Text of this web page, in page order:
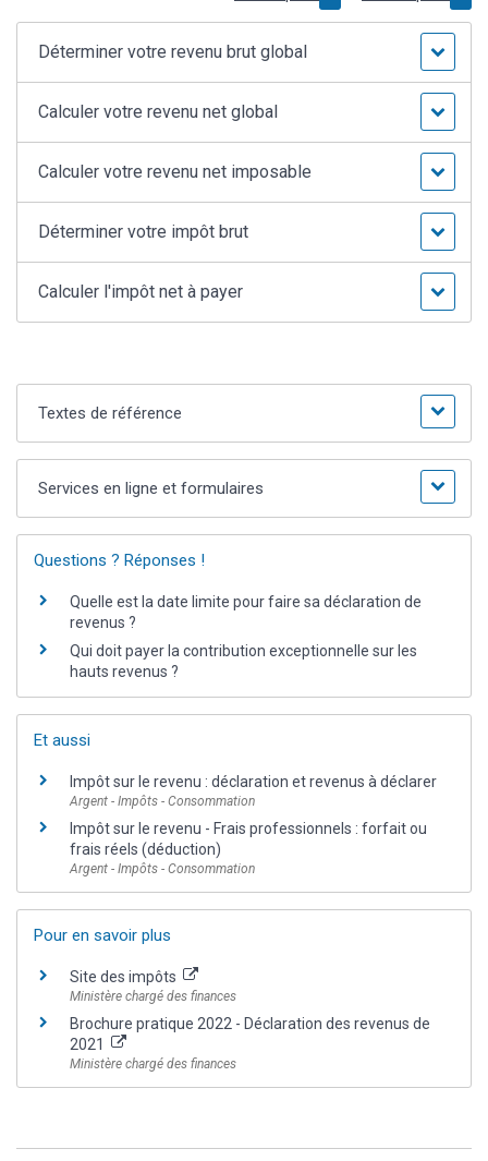
Déterminer votre revenu brut global
Calculer votre revenu net global
Calculer votre revenu net imposable
Déterminer votre impôt brut
Calculer l'impôt net à payer
Textes de référence
Services en ligne et formulaires
Questions ? Réponses !
Quelle est la date limite pour faire sa déclaration de
revenus ?
Qui doit payer la contribution exceptionnelle sur les
hauts revenus ?
Et aussi
Impôt sur le revenu : déclaration et revenus à déclarer
Argent - Impôts - Consommation
Impôt sur le revenu - Frais professionnels : forfait ou
frais réels (déduction)
Argent - Impôts - Consommation
Pour en savoir plus
Site des impôts
Ministère chargé des finances
Brochure pratique 2022 - Déclaration des revenus de
2021
Ministère chargé des finances